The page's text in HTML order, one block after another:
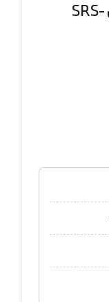
اسپیکر قابل حمل سونی مدل SRS-